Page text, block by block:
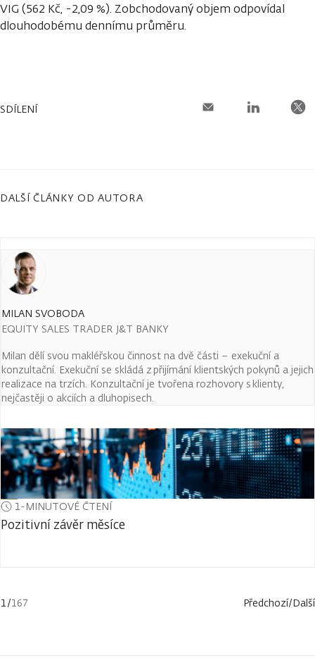
VIG (562 Kč, -2,09 %). Zobchodovaný objem odpovídal
dlouhodobému dennímu průměru.
SDÍLENÍ
DALŠÍ ČLÁNKY OD AUTORA
MILAN SVOBODA
EQUITY SALES TRADER J&T BANKY
Milan dělí svou makléřskou činnost na dvě části – exekuční a
konzultační. Exekuční se skládá z přijímání klientských pokynů a jejich
realizace na trzích. Konzultační je tvořena rozhovory s klienty,
nejčastěji o akciích a dluhopisech.
1-MINUTOVÉ ČTENÍ
Pozitivní závěr měsíce
1/167 Předchozí/Další